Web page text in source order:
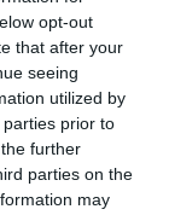
opt-out
that after your
seeing
utilized by
prior to
further
parties on the
may